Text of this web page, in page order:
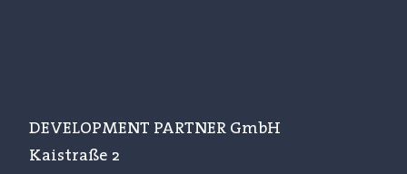
DEVELOPMENT PARTNER GmbH
Kaistraße 2